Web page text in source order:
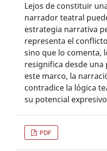
Lejos de constituir
narrador teatral
estrategia narrativa
representa el
sino que lo comenta,
resignifica desde una
este marco, la
contradice la lógica
su potencial
PDF